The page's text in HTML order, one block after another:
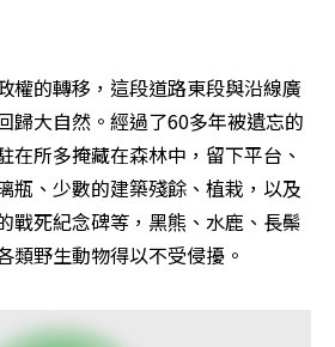
權的轉移，這段道路東段與沿線廣
歸大自然。經過了60多年被遺忘的
在所多掩藏在森林中，留下平台、
瓶、少數的建築殘餘、植栽，以及
戰死紀念碑等，黑熊、水鹿、長鬃
野生動物得以不受侵擾。